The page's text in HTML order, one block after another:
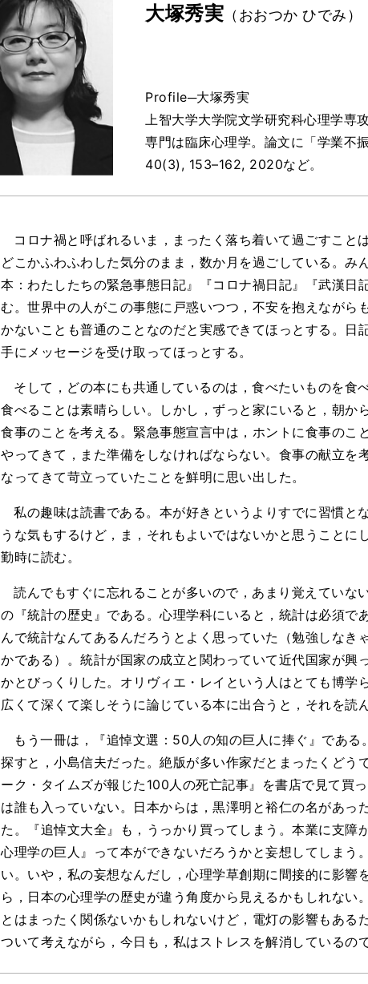
大塚秀実 （おおつか ひでみ）
Profile─大塚秀実
上智大学大学院文学研究科心理学専
専門は臨床心理学。論文に「学業不
40(3), 153–162, 2020など。
コロナ禍と呼ばれるいま，まったく落ち着いて過ごすこと
どこかふわふわした気分のまま，数か月を過ごしている。
本：わたしたちの緊急事態日記』『コロナ禍日記』『武漢
む。世界中の人がこの事態に戸惑いつつ，不安を抱えなが
かないことも普通のことなのだと実感できてほっとする。
手にメッセージを受け取ってほっとする。
そして，どの本にも共通しているのは，食べたいものを食
食べることは素晴らしい。しかし，ずっと家にいると，朝
食事のことを考える。緊急事態宣言中は，ホントに食事の
やってきて，また準備をしなければならない。食事の献立を
なってきて苛立っていたことを鮮明に思い出した。
私の趣味は読書である。本が好きというよりすでに習慣と
うな気もするけど，ま，それもよいではないかと思うこと
勤時に読む。
読んでもすぐに忘れることが多いので，あまり覚えていな
の『統計の歴史』である。心理学科にいると，統計は必須
んで統計なんてあるんだろうとよく思っていた（勉強しな
かである）。統計が国家の成立と関わっていて近代国家が興
かとびっくりした。オリヴィエ・レイという人はとても博
広くて深くて楽しそうに論じている本に出合うと，それを読
もう一冊は，『追悼文選：50人の知の巨人に捧ぐ』であ
探すと，小島信夫だった。絶版が多い作家だとまったくどう
ーク・タイムズが報じた100人の死亡記事』を書店で見て買
は誰も入っていない。日本からは，黒澤明と裕仁の名があ
た。『追悼文大全』も，うっかり買ってしまう。本業に支
心理学の巨人』って本ができないだろうかと妄想してしまう
い。いや，私の妄想なんだし，心理学草創期に間接的に影響
ら，日本の心理学の歴史が違う角度から見えるかもしれな
とはまったく関係ないかもしれないけど，電灯の影響もあ
ついて考えながら，今日も，私はストレスを解消しているので